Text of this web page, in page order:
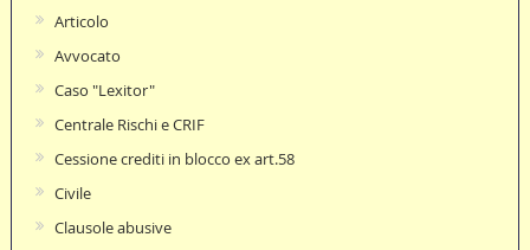
Articolo
Avvocato
Caso "Lexitor"
Centrale Rischi e CRIF
Cessione crediti in blocco ex art.58
Civile
Clausole abusive